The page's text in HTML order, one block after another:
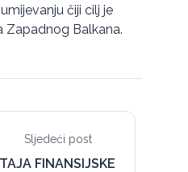
čiji cilj je
Zapadnog Balkana.
Sljedeći post
FINANSIJSKE